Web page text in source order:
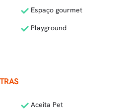
Espaço gourmet
Playground
Aceita Pet